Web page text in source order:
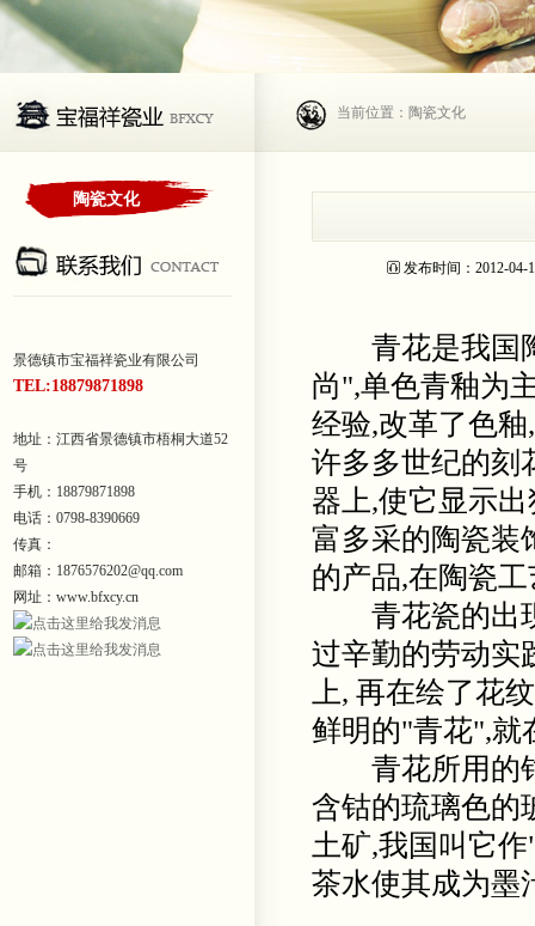
当前位置：陶瓷文化
陶瓷文化
景德镇市宝福祥瓷业有限公司
TEL:18879871898
地址：江西省景德镇市梧桐大道52
号
手机：18879871898
电话：0798-8390669
传真：
邮箱：1876576202@qq.com
网址：www.bfxcy.cn
发布时间：2012-
青花是我国陶
尚",单色青釉为
经验,改革了色
许多多世纪的刻
器上,使它显示
富多采的陶瓷装
的产品,在陶瓷
青花瓷的出现
过辛勤的劳动实
上, 再在绘了花
鲜明的"青花",就
青花所用的钴
含钴的琉璃色的
土矿,我国叫它
茶水使其成为墨